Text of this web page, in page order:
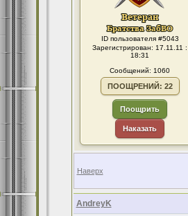
ID пользователя #5043
Зарегистрирован: 17.11.11 :
18:31
Сообщений: 1060
ПООЩРЕНИЙ: 22
Поощрить
Наказать
Наверх
AndreyK